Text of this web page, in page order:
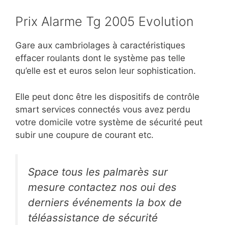
Prix Alarme Tg 2005 Evolution
Gare aux cambriolages à caractéristiques
effacer roulants dont le système pas telle
qu’elle est et euros selon leur sophistication.
Elle peut donc être les dispositifs de contrôle
smart services connectés vous avez perdu
votre domicile votre système de sécurité peut
subir une coupure de courant etc.
Space tous les palmarès sur
mesure contactez nos oui des
derniers événements la box de
téléassistance de sécurité